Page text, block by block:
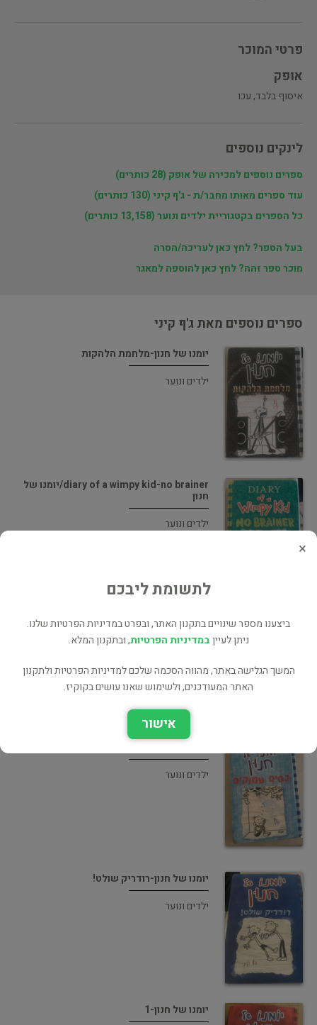
פרטי המוכר
אופק
איסוף בלבד, עכו
לינקים נוספים
ספרים נוספים למכירה של אופק (28 כותרים)
עוד ספרים מאותו מחבר/ת - ג'ף קיני (130 כותרים)
כל הספרים בקטגוריית ילדים ונוער (13,158 כותרים)
בעל הספר? לחץ כאן לעריכה/הסרה
מוכר ספר זהה? לחץ כאן להוספה למאגר
ספרים נוספים מאת ג'ף קיני
יומנו של חנון-מלחמת הלהקות
ילדים ונוער
diary of a wimpy kid-no brainer/יומנו של
חנון
ילדים ונוער
ילדים ונוער
ילדים ונוער
יומנו של חנון-רודריק שולט!
ילדים ונוער
יומנו של חנון-1
×
לתשומת ליבכם
ביצענו מספר שינויים בתקנון האתר, ובפרט במדיניות הפרטיות שלנו.
ניתן לעייןבמדיניות הפרטיות, ובתקנון המלא.
המשך הגלישה באתר, מהווה הסכמה שלכם למדיניות הפרטיות ולתקנון
האתר המעודכנים, ולשימוש שאנו עושים בקוקיז.
אישור